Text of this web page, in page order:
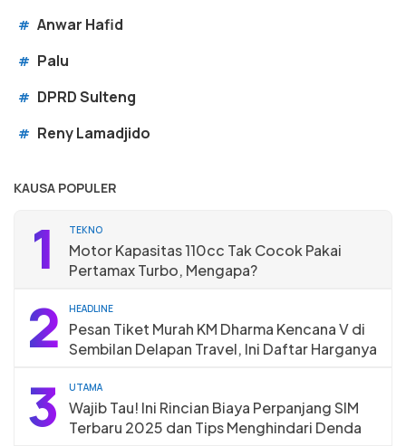
# Anwar Hafid
# Palu
# DPRD Sulteng
# Reny Lamadjido
KAUSA POPULER
1 TEKNO
Motor Kapasitas 110cc Tak Cocok Pakai
Pertamax Turbo, Mengapa?
2 HEADLINE
Pesan Tiket Murah KM Dharma Kencana V di
Sembilan Delapan Travel, Ini Daftar Harganya
3 UTAMA
Wajib Tau! Ini Rincian Biaya Perpanjang SIM
Terbaru 2025 dan Tips Menghindari Denda